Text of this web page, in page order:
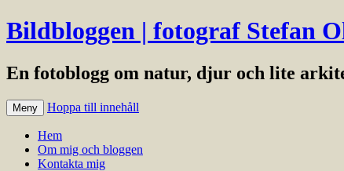
Bildbloggen | fotograf Stefan
En fotoblogg om natur, djur och lite
Meny Hoppa till innehåll
Hem
Om mig och bloggen
Kontakta mig